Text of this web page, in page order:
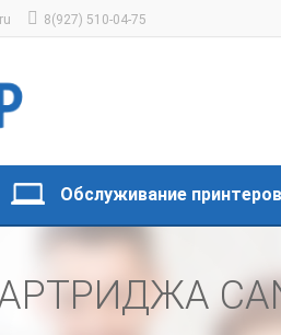
8(927) 510-04-75
Обслуживание принтеров